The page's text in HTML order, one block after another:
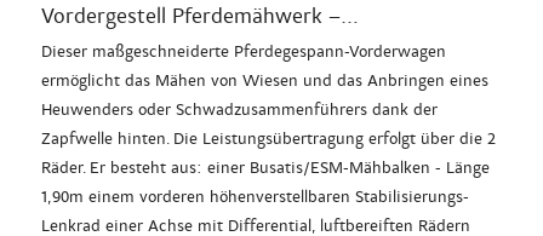
Vordergestell Pferdemähwerk –...
Dieser maßgeschneiderte Pferdegespann-Vorderwagen
ermöglicht das Mähen von Wiesen und das Anbringen eines
Heuwenders oder Schwadzusammenführers dank der
Zapfwelle hinten. Die Leistungsübertragung erfolgt über die 2
Räder. Er besteht aus: einer Busatis/ESM-Mähbalken - Länge
1,90m einem vorderen höhenverstellbaren Stabilisierungs-
Lenkrad einer Achse mit Differential, luftbereiften Rädern